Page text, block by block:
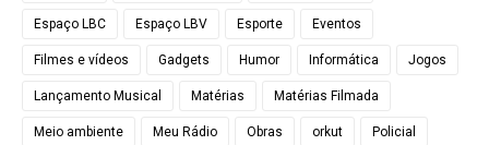
Espaço LBC Espaço LBV Esporte Eventos
Filmes e vídeos Gadgets Humor Informática Jogos
Lançamento Musical Matérias Matérias Filmada
Meio ambiente Meu Rádio Obras orkut Policial